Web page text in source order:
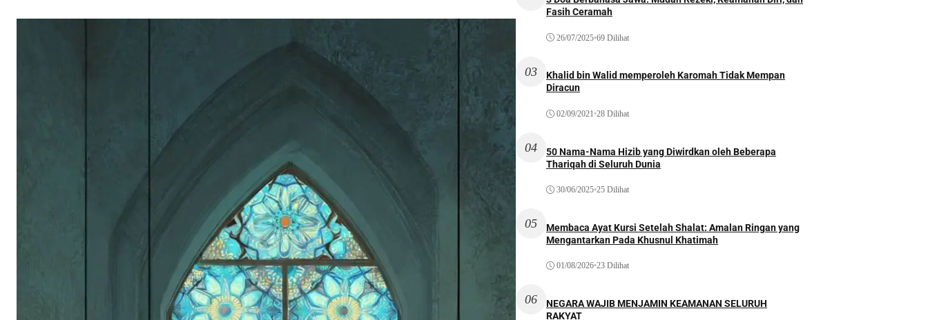
Fasih Ceramah
26/07/2025•69 Dilihat
03
Khalid bin Walid memperoleh Karomah Tidak Mempan
Diracun
02/09/2021•28 Dilihat
04
50 Nama-Nama Hizib yang Diwirdkan oleh Beberapa
Thariqah di Seluruh Dunia
30/06/2025•25 Dilihat
05
Membaca Ayat Kursi Setelah Shalat: Amalan Ringan yang
Mengantarkan Pada Khusnul Khatimah
01/08/2026•23 Dilihat
06
NEGARA WAJIB MENJAMIN KEAMANAN SELURUH
RAKYAT